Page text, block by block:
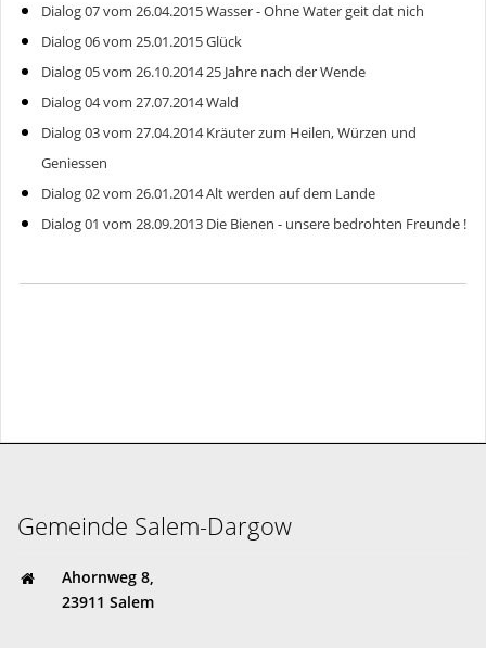
Dialog 07 vom 26.04.2015 Wasser - Ohne Water geit dat nich
Dialog 06 vom 25.01.2015 Glück
Dialog 05 vom 26.10.2014 25 Jahre nach der Wende
Dialog 04 vom 27.07.2014 Wald
Dialog 03 vom 27.04.2014 Kräuter zum Heilen, Würzen und
Geniessen
Dialog 02 vom 26.01.2014 Alt werden auf dem Lande
Dialog 01 vom 28.09.2013 Die Bienen - unsere bedrohten Freunde !
Gemeinde Salem-Dargow
Ahornweg 8,
23911 Salem